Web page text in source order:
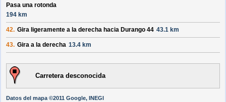
Pasa una rotonda
194 km
42. Gira ligeramente a la derecha hacia Durango 44 43.1 km
43. Gira a la derecha 13.4 km
Carretera desconocida
Datos del mapa ©2011 Google, INEGI